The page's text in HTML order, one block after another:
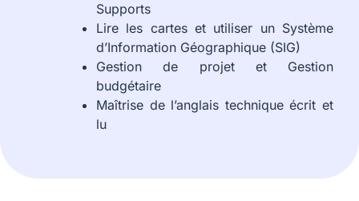
Supports
Lire les cartes et utiliser un Système
d’Information Géographique (SIG)
Gestion de projet et Gestion
budgétaire
Maîtrise de l’anglais technique écrit et
lu